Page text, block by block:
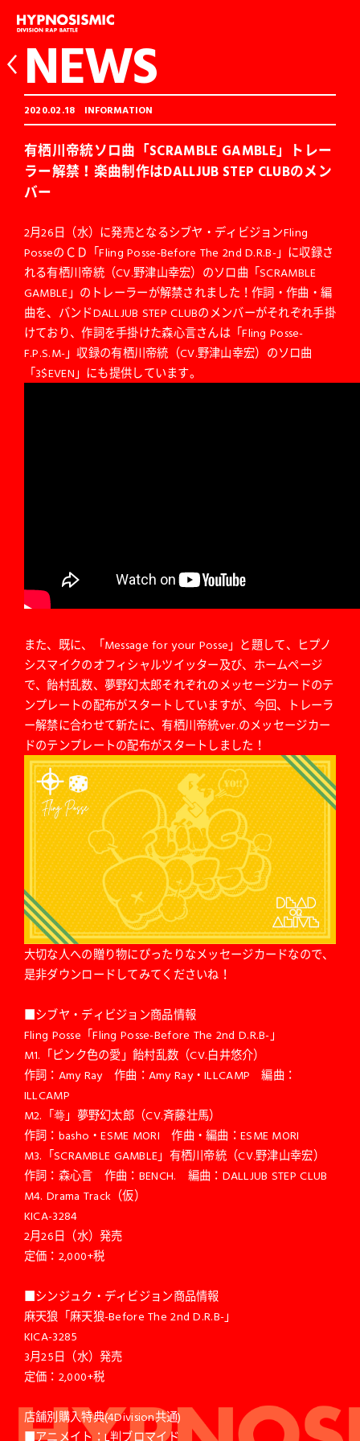
NEWS
2020.02.18 INFORMATION
有栖川帝統ソロ曲「SCRAMBLE GAMBLE」トレー
ラー解禁！楽曲制作はDALLJUB STEP CLUBのメン
バー
2月26日（水）に発売となるシブヤ・ディビジョンFling
PosseのＣＤ「Fling Posse-Before The 2nd D.R.B-」に収録さ
れる有栖川帝統（CV.野津山幸宏）のソロ曲「SCRAMBLE
GAMBLE」のトレーラーが解禁されました！作詞・作曲・編
曲を、バンドDALLJUB STEP CLUBのメンバーがそれぞれ手掛
けており、作詞を手掛けた森心言さんは「Fling Posse-
F.P.S.M-」収録の有栖川帝統（CV.野津山幸宏）のソロ曲
「3$EVEN」にも提供しています。
また、既に、「Message for your Posse」と題して、ヒプノ
シスマイクのオフィシャルツイッター及び、ホームページ
で、飴村乱数、夢野幻太郎それぞれのメッセージカードのテ
ンプレートの配布がスタートしていますが、今回、トレーラ
ー解禁に合わせて新たに、有栖川帝統ver.のメッセージカー
ドのテンプレートの配布がスタートしました！
大切な人への贈り物にぴったりなメッセージカードなので、
是非ダウンロードしてみてくださいね！
■シブヤ・ディビジョン商品情報
Fling Posse「Fling Posse-Before The 2nd D.R.B-」
M1.「ピンク色の愛」飴村乱数（CV.白井悠介）
作詞：Amy Ray 作曲：Amy Ray・ILLCAMP 編曲：
ILLCAMP
M2.「蕚」夢野幻太郎（CV.斉藤壮馬）
作詞：basho・ESME MORI 作曲・編曲：ESME MORI
M3.「SCRAMBLE GAMBLE」有栖川帝統（CV.野津山幸宏）
作詞：森心言 作曲：BENCH. 編曲：DALLJUB STEP CLUB
M4. Drama Track（仮）
KICA-3284
2月26日（水）発売
定価：2,000+税
■シンジュク・ディビジョン商品情報
麻天狼「麻天狼-Before The 2nd D.R.B-」
KICA-3285
3月25日（水）発売
定価：2,000+税
店舗別購入特典(4Division共通)
■アニメイト：L判ブロマイド